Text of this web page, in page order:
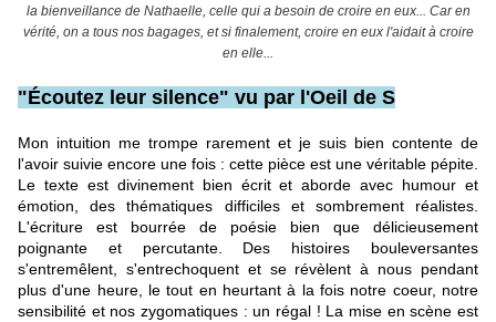
la bienveillance de Nathaelle, celle qui a besoin de croire en eux... Car en
vérité, on a tous nos bagages, et si finalement, croire en eux l'aidait à croire
en elle...
"Écoutez leur silence" vu par l'Oeil de S
Mon intuition me trompe rarement et je suis bien contente de
l'avoir suivie encore une fois : cette pièce est une véritable pépite.
Le texte est divinement bien écrit et aborde avec humour et
émotion, des thématiques difficiles et sombrement réalistes.
L'écriture est bourrée de poésie bien que délicieusement
poignante et percutante. Des histoires bouleversantes
s'entremêlent, s'entrechoquent et se révèlent à nous pendant
plus d'une heure, le tout en heurtant à la fois notre coeur, notre
sensibilité et nos zygomatiques : un régal ! La mise en scène est